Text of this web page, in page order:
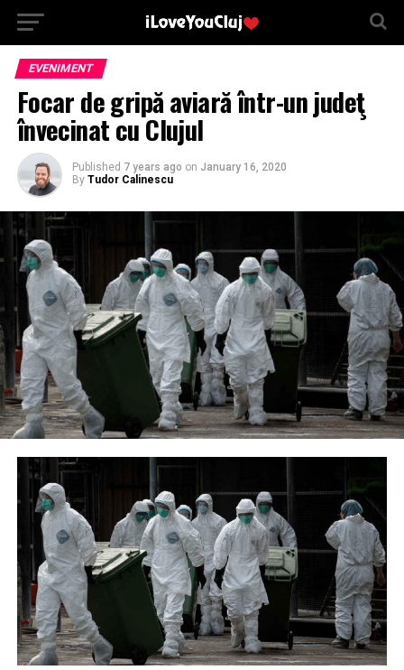
EVENIMENT
Focar de gripă aviară într-un judeţ
învecinat cu Clujul
Published 7 years ago on January 16, 2020
By Tudor Calinescu